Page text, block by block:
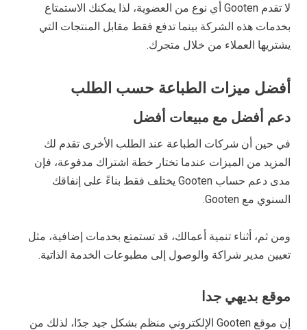
لا تقدم Gooten أي نوع من العضوية، لذا يمكنك الاستمتاع
بخدمات هذه الشركة بينما تدفع فقط مقابل المنتجات التي
يشتريها العملاء من خلال متجرك.
أفضل ميزات الطباعة حسب الطلب
دعم أفضل مع مبيعات أفضل
في حين أن شركات الطباعة عند الطلب الأخرى تقدم لك
المزيد من الميزات عندما تختار خطة اشتراك مدفوعة، فإن
مدى دعم حساب Gooten يختلف فقط بناءً على إنفاقك
السنوي مع Gooten.
ومن ثم، أثناء تنمية أعمالك، قد تستمتع بخدمات إضافية، مثل
تعيين مدير شراكة والوصول إلى مطبوعات الخدمة الذاتية.
موقع بديهي جدا
إن موقع Gooten الإلكتروني منظم بشكل جيد جدًا، لذلك من